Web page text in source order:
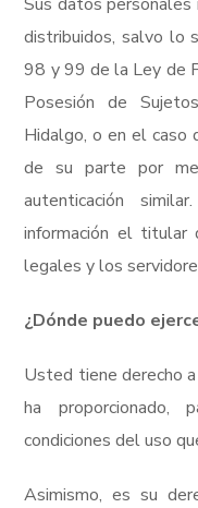
distribuidos, salvo lo
98 y 99 de la Ley de
Posesión de
Hidalgo, o en el caso
de su parte por
autenticación
información el titular
legales y los
¿Dónde puedo
Usted tiene derecho
ha
condiciones del uso
Asimismo, es su